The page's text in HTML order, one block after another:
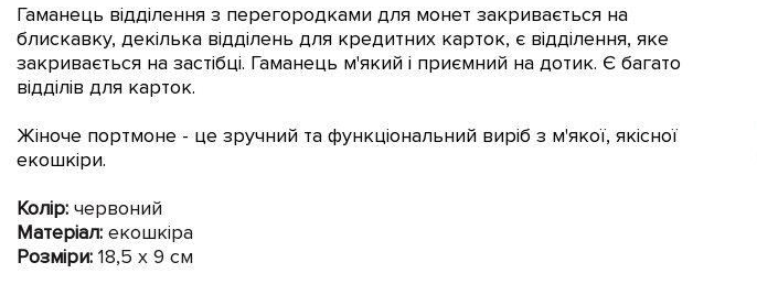
Гаманець відділення з перегородками для монет закривається на
блискавку, декілька відділень для кредитних карток, є відділення, яке
закривається на застібці. Гаманець м'який і приємний на дотик. Є багато
відділів для карток.
Жіноче портмоне - це зручний та функціональний виріб з м'якої, якісної
екошкіри.
Колір: червоний
Матеріал: екошкіра
Розміри: 18,5 х 9 см